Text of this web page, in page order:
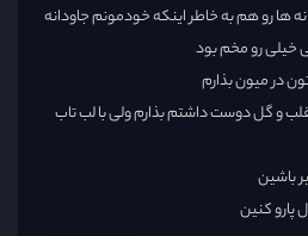
ها رو هم به خاطر اینکه خودمونم جاودانه
خیلی رو مخم بود
در میون بذارم
و گل دوست داشتم بذارم ولی با لب تاب
باشین
پارو کنین